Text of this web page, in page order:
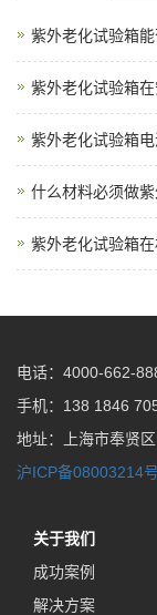
紫外老化试验箱
紫外老化试验箱
紫外老化试验箱
什么材料必须做紫
紫外老化试验箱
电话：4000-662-
手机：138 1846
地址：上海市奉贤
沪ICP备08003214号
关于我们
成功案例
解决方案